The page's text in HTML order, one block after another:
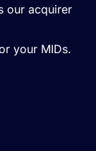
our acquirer
your MIDs.